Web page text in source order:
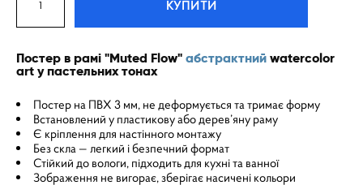
КУПИТИ
Постер в рамі "Muted Flow" абстрактний watercolor
art у пастельних тонах
Постер на ПВХ 3 мм, не деформується та тримає форму
Встановлений у пластикову або дерев’яну раму
Є кріплення для настінного монтажу
Без скла — легкий і безпечний формат
Стійкий до вологи, підходить для кухні та ванної
Зображення не вигорає, зберігає насичені кольори